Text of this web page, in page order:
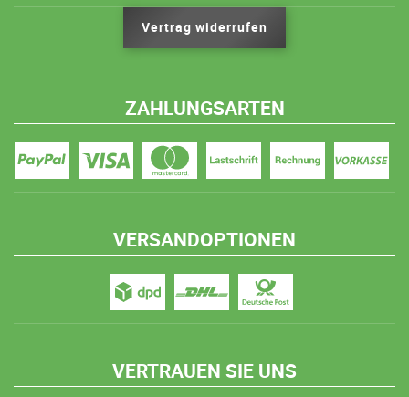
Vertrag widerrufen
ZAHLUNGSARTEN
VERSANDOPTIONEN
VERTRAUEN SIE UNS